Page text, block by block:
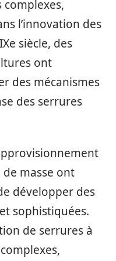
l’innovation des
siècle, des
ont
des mécanismes
des serrures
masse ont
développer des
sophistiquées.
de serrures à